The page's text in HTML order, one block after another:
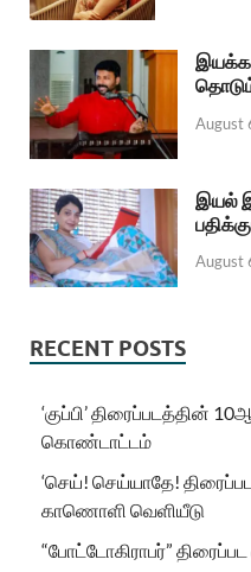
August
இயல்
August
RECENT POSTS
‘குப்பி’ திரைப்படத்தின்
கொண்டாட்டம்
‘செய்! செய்யாதே!
காணொளி வெளியீடு
“போட்டோகிராபர்”